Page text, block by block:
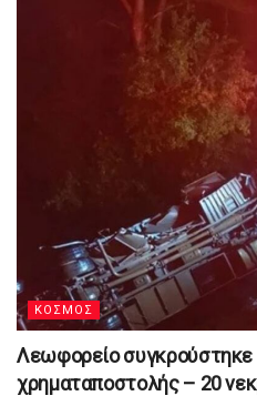
ΚΟΣΜΟΣ
Λεωφορείο συγκρούστηκε
χρηματαποστολής – 20